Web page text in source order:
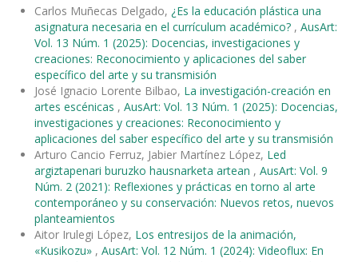
Carlos Muñecas Delgado, ¿Es la educación plástica una
asignatura necesaria en el currículum académico? , AusArt:
Vol. 13 Núm. 1 (2025): Docencias, investigaciones y
creaciones: Reconocimiento y aplicaciones del saber
específico del arte y su transmisión
José Ignacio Lorente Bilbao, La investigación-creación en
artes escénicas , AusArt: Vol. 13 Núm. 1 (2025): Docencias,
investigaciones y creaciones: Reconocimiento y
aplicaciones del saber específico del arte y su transmisión
Arturo Cancio Ferruz, Jabier Martínez López, Led
argiztapenari buruzko hausnarketa artean , AusArt: Vol. 9
Núm. 2 (2021): Reflexiones y prácticas en torno al arte
contemporáneo y su conservación: Nuevos retos, nuevos
planteamientos
Aitor Irulegi López, Los entresijos de la animación,
«Kusikozu» , AusArt: Vol. 12 Núm. 1 (2024): Videoflux: En